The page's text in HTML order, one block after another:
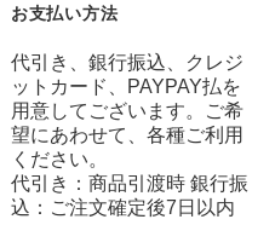
お支払い方法
代引き、銀行振込、クレジ
ットカード、PAYPAY払を
用意してございます。ご希
望にあわせて、各種ご利用
ください。
代引き：商品引渡時 銀行振
込：ご注文確定後7日以内